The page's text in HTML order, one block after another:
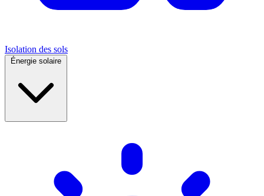
Isolation des sols